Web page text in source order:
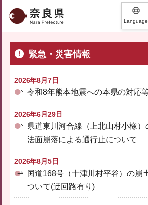
奈良県 Language
緊急・災害情報
2026年8月7日
令和8年熊本地震への本県の対応
2026年6月29日
県道東川河合線（上北山村小橡）
法面崩落による通行止について
2026年8月5日
国道168号（十津川村平谷）の崩
ついて(迂回路有り)